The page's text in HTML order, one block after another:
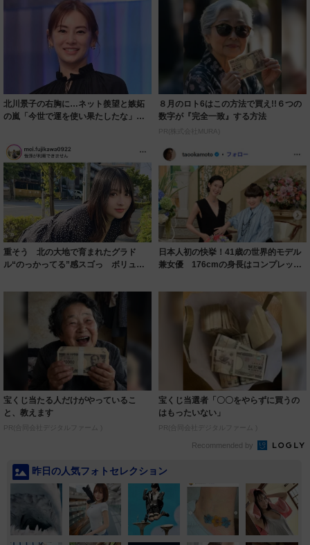
北川景子の右胸に…ネット羨望と嫉妬
の嵐「今世で運を使い果たしたな」
８月のロト6はこの方法で買え!!６つの
数字が『完全一致』する方法
PR(株式会社MURA)
重そう 北の大地で育まれたグラド
ル“のっかってる”感スゴっ ボリュー
日本人初の快挙！41歳の世界的モデル
兼女優 176cmの身長はコンプレック
宝くじ当たる人だけがやっているこ
と、教えます
PR(合同会社デジタルファーム )
宝くじ当選者「〇〇をやらずに買うの
はもったいない」
PR(合同会社デジタルファーム )
Recommended by
昨日の人気フォトセレクション